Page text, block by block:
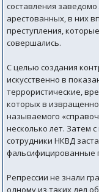
составления
арестованных, в них
преступления,
совершались.
С целью создания
искусственно в
террористические,
которых в
называемого
несколько лет. Затем
сотрудники НКВД
фальсифицированные
Репрессии не знали
одному из таких дел